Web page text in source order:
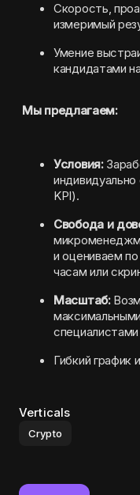
Скорость,
измеримый
Умение
кандидатами
Мы предлагаем:
Условия:
KPI).
Свобода и
и оцениваем
часам или
Масштаб:
Гибкий график
Verticals
Crypto